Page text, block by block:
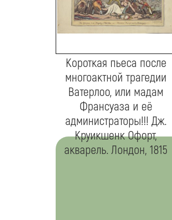
Короткая пьеса после
многоактной трагедии
Ватерлоо, или мадам
Франсуаза и её
администраторы!!! Дж.
Круикшенк Офорт,
акварель. Лондон, 1815